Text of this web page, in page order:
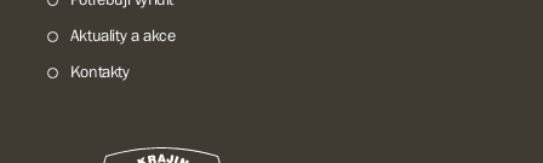
Aktuality a akce
Kontakty